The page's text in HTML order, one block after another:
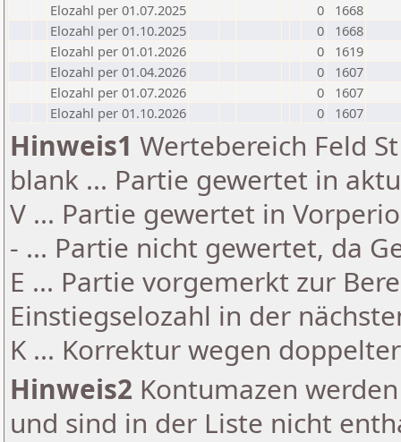
Elozahl per 01.07.2025
0
1668
Elozahl per 01.10.2025
0
1668
Elozahl per 01.01.2026
0
1619
Elozahl per 01.04.2026
0
1607
Elozahl per 01.07.2026
0
1607
Elozahl per 01.10.2026
0 1607
Hinweis1 Wertebereich Feld
blank ... Partie gewertet in
V ... Partie gewertet in
- ... Partie nicht gewertet, da
E ... Partie vorgemerkt zur
Einstiegselozahl in der
K ... Korrektur wegen
Hinweis2 Kontumazen
und sind in der Liste nicht